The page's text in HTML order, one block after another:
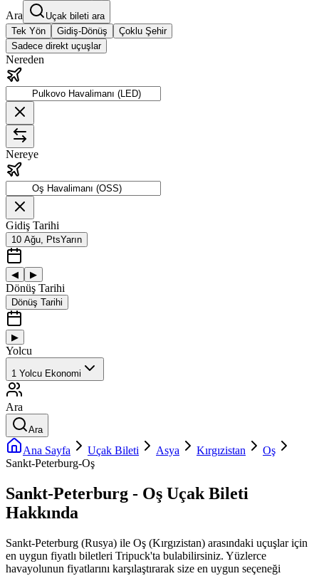
Ara
Uçak bileti ara
Tek Yön
Gidiş-Dönüş
Çoklu Şehir
Sadece direkt uçuşlar
Nereden
Nereye
Gidiş Tarihi
10 Ağu, PtsYarın
◀ ▶
Dönüş Tarihi
Dönüş Tarihi
▶
Yolcu
1 Yolcu Ekonomi
Ara
Ara
Ana Sayfa Uçak Bileti Asya Kırgızistan
Oş
Sankt-Peterburg-Oş
Sankt-Peterburg - Oş Uçak Bileti
Hakkında
Sankt-Peterburg (Rusya) ile Oş (Kırgızistan) arasındaki uçuşlar için
en uygun fiyatlı biletleri Tripuck'ta bulabilirsiniz. Yüzlerce
havayolunun fiyatlarını karşılaştırarak size en uygun seçeneği